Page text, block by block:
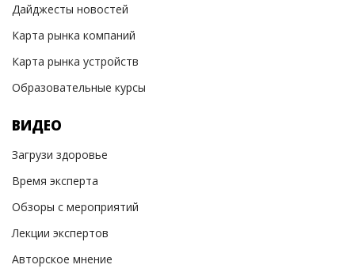
Дайджесты новостей
Карта рынка компаний
Карта рынка устройств
Образовательные курсы
ВИДЕО
Загрузи здоровье
Время эксперта
Обзоры с мероприятий
Лекции экспертов
Авторское мнение